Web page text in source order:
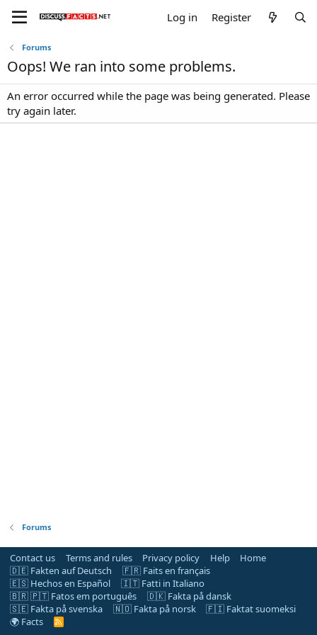
Log in Register
Forums
Oops! We ran into some problems.
An error occurred while the page was being generated. Please
try again later.
Forums
Contact us Terms and rules Privacy policy Help
Home
🇩🇪 Fakten auf Deutsch
🇫🇷 Faits en français
🇪🇸 Hechos en Español
🇮🇹 Fatti in Italiano
🇧🇷 🇵🇹 Fatos em português
🇩🇰 Fakta på dansk
🇸🇪 Fakta på svenska
🇳🇴 Fakta på norsk
🇫🇮 Faktat suomeksi
🌍 Facts
R